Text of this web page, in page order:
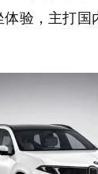
体验，主打国